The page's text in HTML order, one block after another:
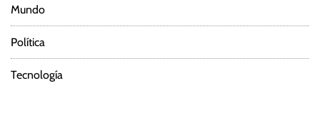
a
d
a
Mundo
Política
Tecnología